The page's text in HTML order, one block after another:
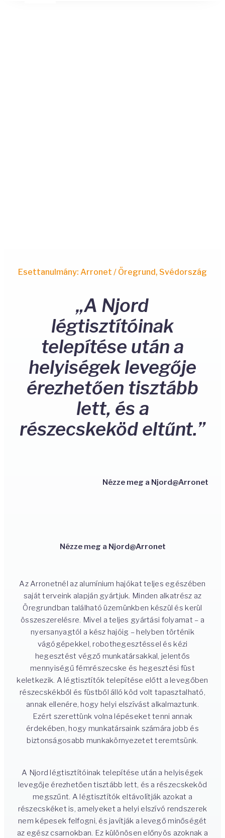
Esettanulmány: Arronet / Öregrund, Svédország
„A Njord
légtisztítóinak
telepítése után a
helyiségek levegője
érezhetően tisztább
lett, és a
részecskeköd eltűnt.”
Nézze meg a Njord@Arronet
Nézze meg a Njord@Arronet
Az Arronetnél az alumínium hajókat teljes egészében
saját terveink alapján gyártjuk. Minden alkatrész az
Öregrundban található üzemünkben készül és kerül
összeszerelésre. Mivel a teljes gyártási folyamat – a
nyersanyagtól a kész hajóig – helyben történik
vágógépekkel, robothegesztéssel és kézi
hegesztést végző munkatársakkal, jelentős
mennyiségű fémrészecske és hegesztési füst
keletkezik. A légtisztítók telepítése előtt a levegőben
részecskékből és füstből álló köd volt tapasztalható,
annak ellenére, hogy helyi elszívást alkalmaztunk.
Ezért szerettünk volna lépéseket tenni annak
érdekében, hogy munkatársaink számára jobb és
biztonságosabb munkakörnyezetet teremtsünk.
A Njord légtisztítóinak telepítése után a helyiségek
levegője érezhetően tisztább lett, és a részecskeköd
megszűnt. A légtisztítók eltávolítják azokat a
részecskéket is, amelyeket a helyi elszívó rendszerek
nem képesek felfogni, és javítják a levegő minőségét
az egész csarnokban. Ez különösen előnyös azoknak a